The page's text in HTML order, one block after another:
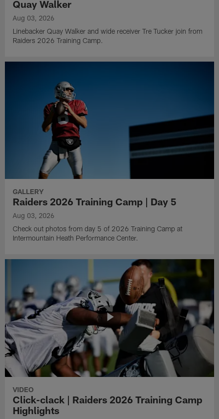
Quay Walker
Aug 03, 2026
Linebacker Quay Walker and wide receiver Tre Tucker join from
Raiders 2026 Training Camp.
GALLERY
Raiders 2026 Training Camp | Day 5
Aug 03, 2026
Check out photos from day 5 of 2026 Training Camp at
Intermountain Heath Performance Center.
VIDEO
Click-clack | Raiders 2026 Training Camp
Highlights